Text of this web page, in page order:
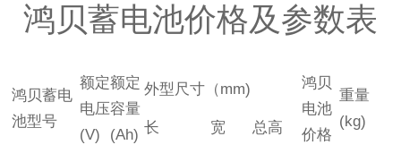
鸿贝蓄电池价格及参数表
鸿贝蓄电
池型号
额定
电压
(V)
额定
容量
(Ah)
外型尺寸（mm)
鸿贝
电池
价格
重量
(kg)
长 宽
总高